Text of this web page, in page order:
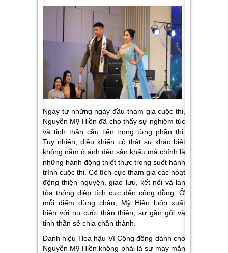
Ngay từ những ngày đầu tham gia cuộc thi,
Nguyễn Mỹ Hiền đã cho thấy sự nghiêm túc
và tinh thần cầu tiến trong từng phần thi.
Tuy nhiên, điều khiến cô thật sự khác biệt
không nằm ở ánh đèn sân khấu mà chính là
những hành động thiết thực trong suốt hành
trình cuộc thi. Cô tích cực tham gia các hoạt
động thiện nguyện, giao lưu, kết nối và lan
tỏa thông điệp tích cực đến cộng đồng. Ở
mỗi điểm dừng chân, Mỹ Hiền luôn xuất
hiện với nụ cười thân thiện, sự gần gũi và
tinh thần sẻ chia chân thành.
Danh hiệu Hoa hậu Vì Cộng đồng dành cho
Nguyễn Mỹ Hiền không phải là sự may mắn